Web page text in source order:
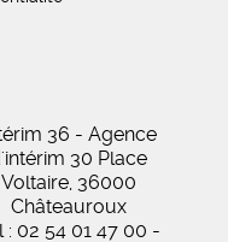
36 - Agence
30 Place
Voltaire, 36000
Châteauroux
: 02 54 01 47 00 -